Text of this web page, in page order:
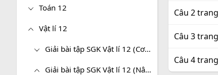
Toán 12
Vật lí 12
Giải bài tập SGK Vật lí 12 (Cơ bản)
Giải bài tập SGK Vật lí 12 (Nâng cao)
Câu 2
Câu 3
Câu 4